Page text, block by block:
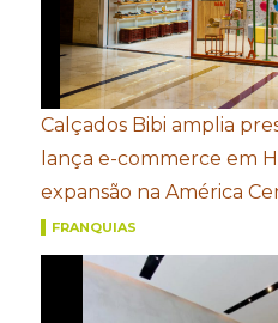
Calçados Bibi amplia
lança e-commerce em
expansão na América
FRANQUIAS